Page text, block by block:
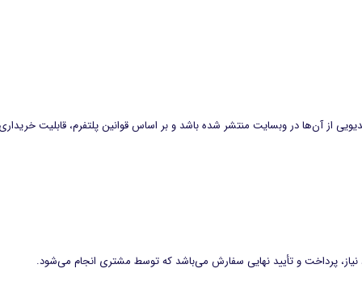
از آن‌ها در وبسایت منتشر شده باشد و بر اساس قوانین پلتفرم، قابلیت
پرداخت و تأیید نهایی سفارش می‌باشد که توسط مشتری انجام می‌شود.